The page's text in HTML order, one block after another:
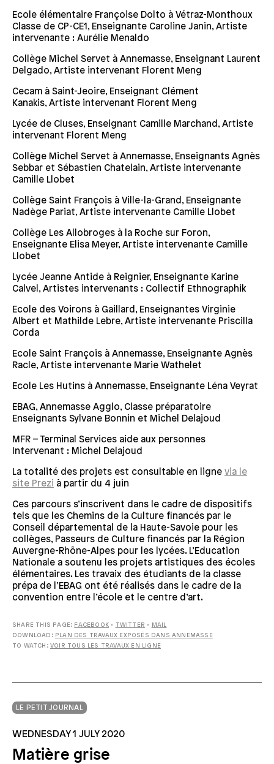
Ecole élémentaire Françoise Dolto à Vétraz-Monthoux
Classe de CP-CE1, Enseignante Caroline Janin, Artiste
intervenante : Aurélie Menaldo
Collège Michel Servet à Annemasse, Enseignant Laurent
Delgado, Artiste intervenant Florent Meng
Cecam à Saint-Jeoire, Enseignant Clément
Kanakis, Artiste intervenant Florent Meng
Lycée de Cluses, Enseignant Camille Marchand, Artiste
intervenant Florent Meng
Collège Michel Servet à Annemasse, Enseignants Agnès
Sebbar et Sébastien Chatelain, Artiste intervenante
Camille Llobet
Collège Saint François à Ville-la-Grand, Enseignante
Nadège Pariat, Artiste intervenante Camille Llobet
Collège Les Allobroges à la Roche sur Foron,
Enseignante Elisa Meyer, Artiste intervenante Camille
Llobet
Lycée Jeanne Antide à Reignier, Enseignante Karine
Calvel, Artistes intervenants : Collectif Ethnographik
Ecole des Voirons à Gaillard, Enseignantes Virginie
Albert et Mathilde Lebre, Artiste intervenante Priscilla
Corda
Ecole Saint François à Annemasse, Enseignante Agnès
Racle, Artiste intervenante Marie Wathelet
Ecole Les Hutins à Annemasse, Enseignante Léna Veyrat
EBAG, Annemasse Agglo, Classe préparatoire
Enseignants Sylvane Bonnin et Michel Delajoud
MFR – Terminal Services aide aux personnes
Intervenant : Michel Delajoud
La totalité des projets est consultable en ligne via le
site Prezi à partir du 4 juin
Ces parcours s’inscrivent dans le cadre de dispositifs
tels que les Chemins de la Culture financés par le
Conseil départemental de la Haute-Savoie pour les
collèges, Passeurs de Culture financés par la Région
Auvergne-Rhône-Alpes pour les lycées. L’Education
Nationale a soutenu les projets artistiques des écoles
élémentaires. Les travaix des étudiants de la classe
prépa de l’EBAG ont été réalisés dans le cadre de la
convention entre l’école et le centre d’art.
SHARE THIS PAGE: FACEBOOK • TWITTER •
MAIL
DOWNLOAD: PLAN DES TRAVAUX EXPOSÉS DANS ANNEMASSE
TO WATCH:VOIR TOUS LES TRAVAUX EN LIGNE
LE PETIT JOURNAL
WEDNESDAY 1 JULY 2020
Matière grise